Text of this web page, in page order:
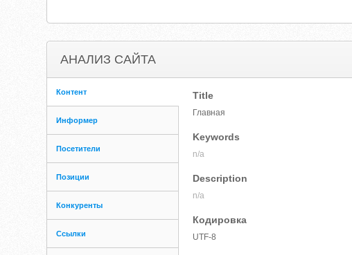
АНАЛИЗ САЙТА
Контент
Информер
Посетители
Позиции
Конкуренты
Ссылки
Title
Главная
Keywords
n/a
Description
n/a
Кодировка
UTF-8